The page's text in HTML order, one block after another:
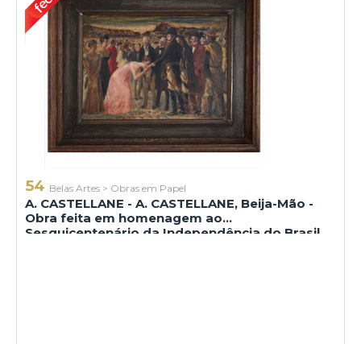
54 Belas Artes > Obras em Papel
A. CASTELLANE - A. CASTELLANE, Beija-Mão -
Obra feita em homenagem ao
Sesquicentenário da Independência do Brasil